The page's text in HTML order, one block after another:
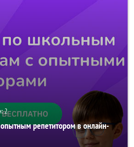
2
опытным репетитором в онлайн-